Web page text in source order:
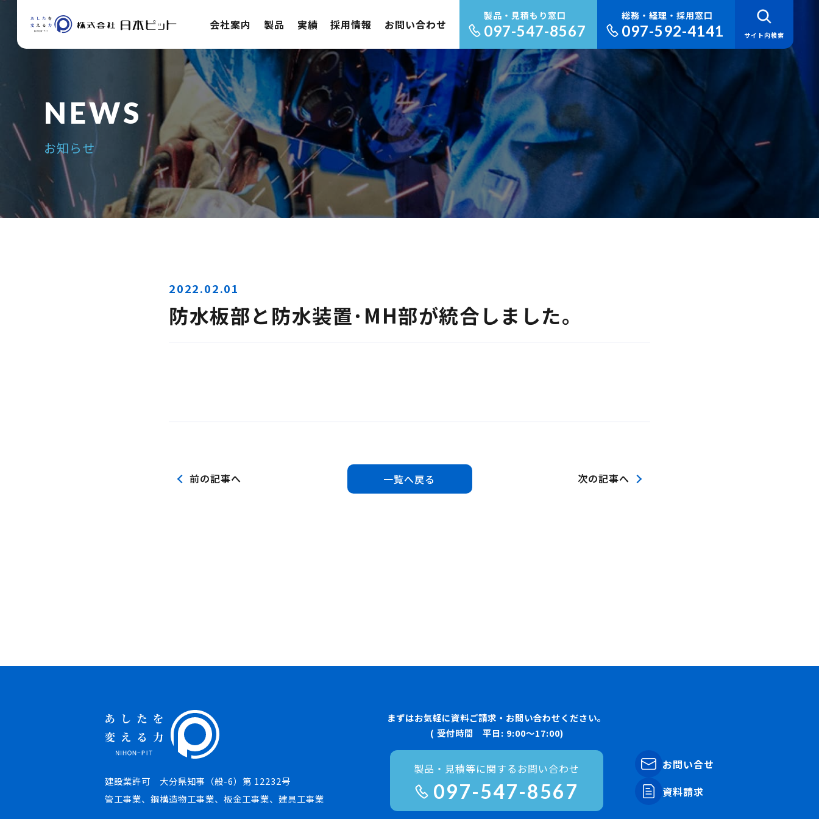
会社案内 製品 実績 採用情報 お問い合わせ
製品・見積もり窓口
097-547-8567
総務・経理・採用窓口
097-592-4141 サイト内検索
検 索
お知らせ
2022.02.01
防水板部と防水装置･MH部が統合しました。
前の記事へ 次の記事へ
一覧へ戻る
まずはお気軽に資料ご請求・お問い合わせください。
( 受付時間 平日: 9:00〜17:00)
製品・見積等に関するお問い合わせ
097-547-8567
お問い合せ
資料請求
建設業許可 大分県知事（般-6）第 12232号
管工事業、鋼構造物工事業、板金工事業、建具工事業